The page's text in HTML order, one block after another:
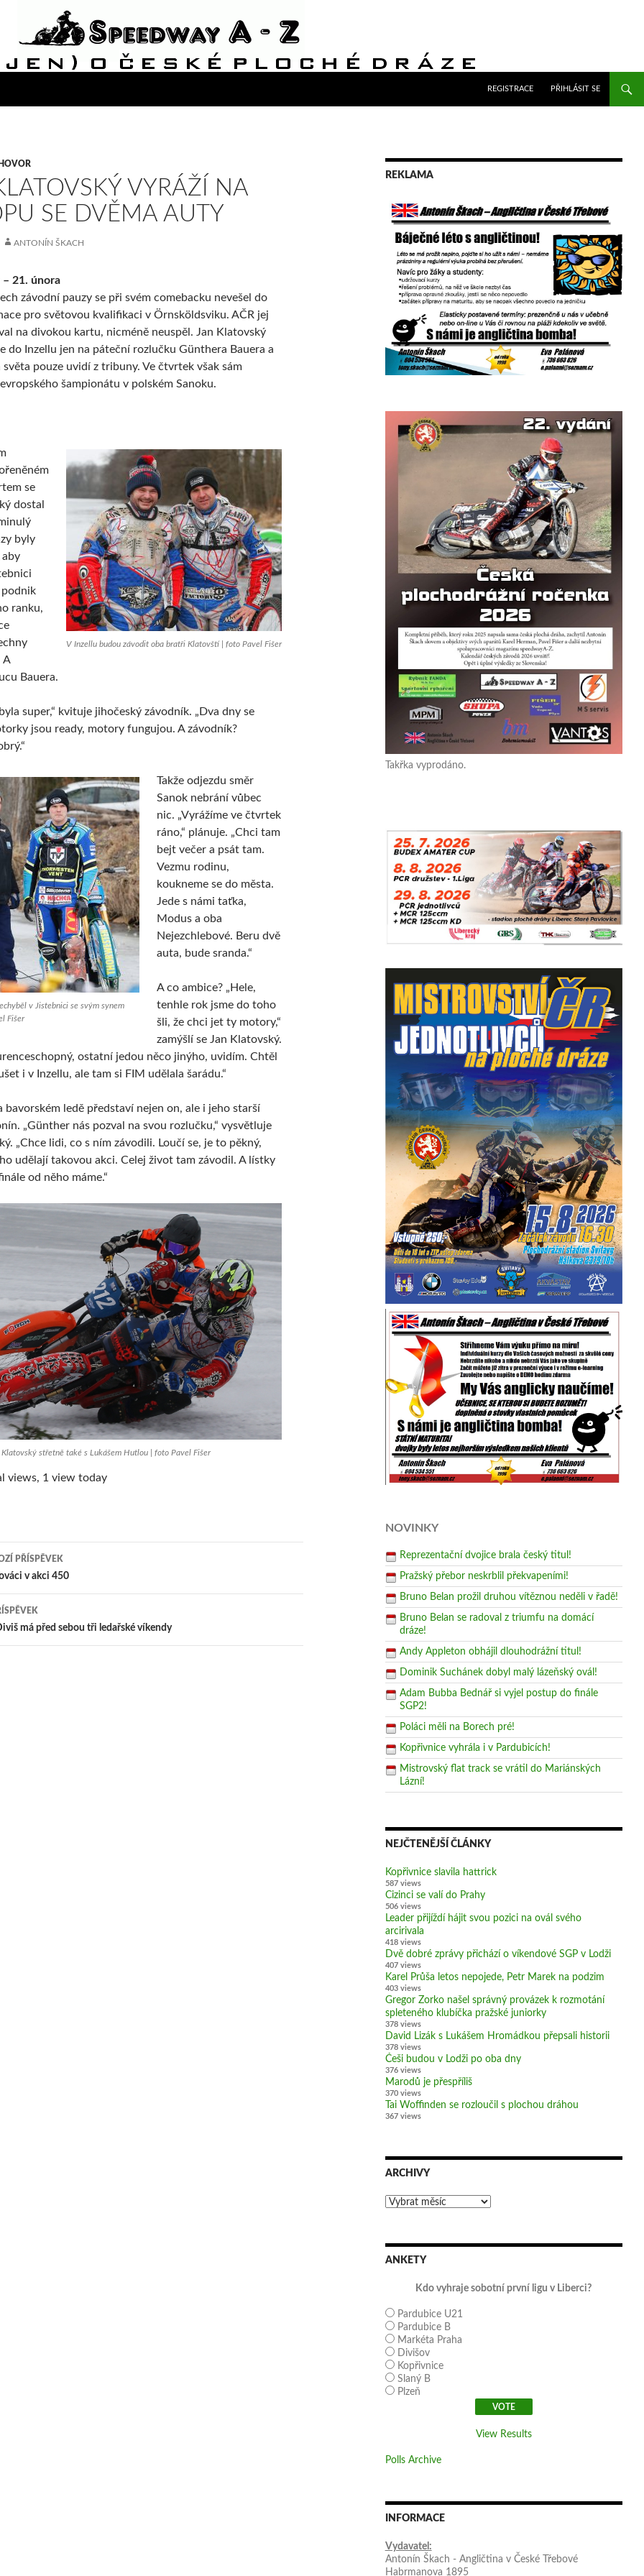
REGISTRACE
PŘIHLÁSIT SE
VYRÁŽÍ NA
SE DVĚMA AUTY
ANTONÍN ŠKACH
21. února
závodní pauzy se při svém comebacku nevešel do
pro světovou kvalifikaci v Örnsköldsviku. AČR jej
na divokou kartu, nicméně neuspěl. Jan Klatovský
do Inzellu jen na páteční rozlučku Günthera Bauera a
světa pouze uvidí z tribuny. Ve čtvrtek však sám
šampionátu v polském Sanoku.
V Inzellu budou závodit oba bratři Klatovští | foto Pavel Fišer
se
dostal
byly
aby
ranku,
A
Bauera.
super,“ kvituje jihočeský závodník. „Dva dny se
jsou ready, motory fungujou. A závodník?
v Jistebnici se svým synem
Fišer
Takže odjezdu směr
Sanok nebrání vůbec
nic. „Vyrážíme ve čtvrtek
ráno,“ plánuje. „Chci tam
bejt večer a psát tam.
Vezmu rodinu,
koukneme se do města.
Jede s námi taťka,
Modus a oba
Nejezchlebové. Beru dvě
auta, bude sranda.“
A co ambice? „Hele,
tenhle rok jsme do toho
šli, že chci jet ty motory,“
zamýšlí se Jan Klatovský.
ostatní jedou něco jinýho, uvidím. Chtěl
i v Inzellu, ale tam si FIM udělala šarádu.“
bavorském ledě představí nejen on, ale i jeho starší
„Günther nás pozval na svou rozlučku,“ vysvětluje
„Chce lidi, co s ním závodili. Loučí se, je to pěkný,
udělají takovou akci. Celej život tam závodil. A lístky
od něho máme.“
Klatovský střetně také s Lukášem Hutlou | foto Pavel Fišer
views, 1 view today
PŘÍSPĚVEK
v akci 450
má před sebou tři ledařské víkendy
REKLAMA
Takřka vyprodáno.
NOVINKY
Reprezentační dvojice brala český titul!
Pražský přebor neskrblil překvapeními!
Bruno Belan prožil druhou vítěznou neděli v řadě!
Bruno Belan se radoval z triumfu na domácí
dráze!
Andy Appleton obhájil dlouhodrážní titul!
Dominik Suchánek dobyl malý lázeňský ovál!
Adam Bubba Bednář si vyjel postup do finále
SGP2!
Poláci měli na Borech pré!
Kopřivnice vyhrála i v Pardubicích!
Mistrovský flat track se vrátil do Mariánských
Lázní!
NEJČTENĚJŠÍ ČLÁNKY
Kopřivnice slavila hattrick
587 views
Cizinci se valí do Prahy
506 views
Leader přijíždí hájit svou pozici na ovál svého
arcirivala
418 views
Dvě dobré zprávy přichází o víkendové SGP v Lodži
407 views
Karel Průša letos nepojede, Petr Marek na podzim
403 views
Gregor Zorko našel správný provázek k rozmotání
spleteného klubíčka pražské juniorky
378 views
David Lizák s Lukášem Hromádkou přepsali historii
378 views
Češi budou v Lodži po oba dny
376 views
Marodů je přespříliš
370 views
Tai Woffinden se rozloučil s plochou dráhou
367 views
ARCHIVY
Archivy
ANKETY
Kdo vyhraje sobotní první ligu v Liberci?
Pardubice U21
Pardubice B
Markéta Praha
Divišov
Kopřivnice
Slaný B
Plzeň
View Results
Polls Archive
INFORMACE
Vydavatel:
Antonín Škach - Angličtina v České Třebové
Habrmanova 1895